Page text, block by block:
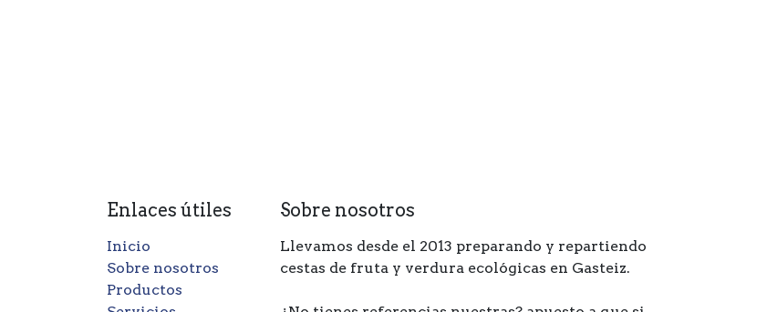
Enlaces útiles
Inicio
Sobre nosotros
Productos
Sobre nosotros
Llevamos desde el 2013 preparando y repartiendo
cestas de fruta y verdura ecológicas en Gasteiz.